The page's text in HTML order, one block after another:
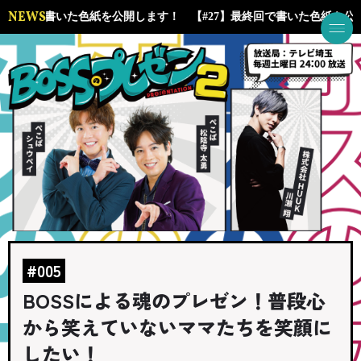
NEWS
終回で書いた色紙を公開します！ 【#27】最終回で書いた色紙を
#005
BOSSによる魂のプレゼン！普段心
から笑えていないママたちを笑顔に
したい！